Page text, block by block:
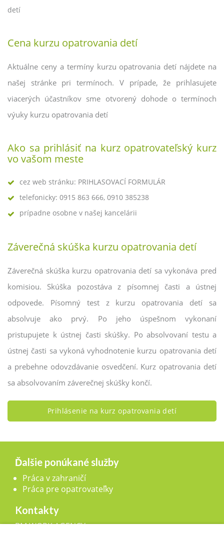
detí
Cena kurzu opatrovania detí
Aktuálne ceny a termíny kurzu opatrovania detí nájdete na
našej stránke pri termínoch. V prípade, že prihlasujete
viacerých účastníkov sme otvorený dohode o termínoch
výuky kurzu opatrovania detí
Ako sa prihlásiť na kurz opatrovateľský kurz
vo vašom meste
cez web stránku: PRIHLASOVACÍ FORMULÁR
telefonicky: 0915 863 666, 0910 385238
prípadne osobne v našej kancelárii
Záverečná skúška kurzu opatrovania detí
Záverečná skúška kurzu opatrovania detí sa vykonáva pred
komisiou. Skúška pozostáva z písomnej časti a ústnej
odpovede. Písomný test z kurzu opatrovania detí sa
absolvuje ako prvý. Po jeho úspešnom vykonaní
pristupujete k ústnej časti skúšky. Po absolvovaní testu a
ústnej časti sa vykoná vyhodnotenie kurzu opatrovania detí
a prebehne odovzdávanie osvedčení. Kurz opatrovania detí
sa absolvovaním záverečnej skúšky končí.
Prihlásenie na kurz opatrovania detí
Ďalšie ponúkané služby
Práca v zahraničí
Práca pre opatrovateľky
Kontakty
BM WORK AGENCY, s.r.o.,